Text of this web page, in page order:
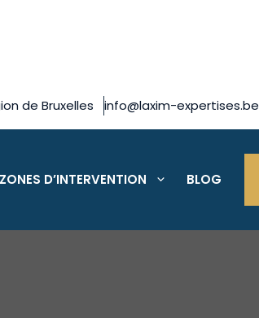
de Bruxelles info@laxim-expertises.be
ZONES D’INTERVENTION BLOG